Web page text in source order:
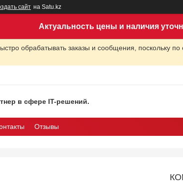
сайт на Satu.kz
Актуальность цены и наличия
обрабатывать заказы и сообщения, поскольку
в сфере IT-решений.
Отзывы